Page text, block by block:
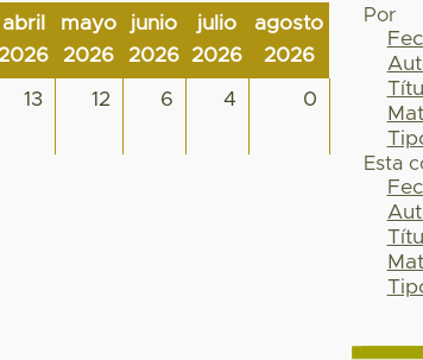
abril
mayo
2026
junio
2026
julio
2026
agosto
2026
13 12 6 4 0
Por
Esta